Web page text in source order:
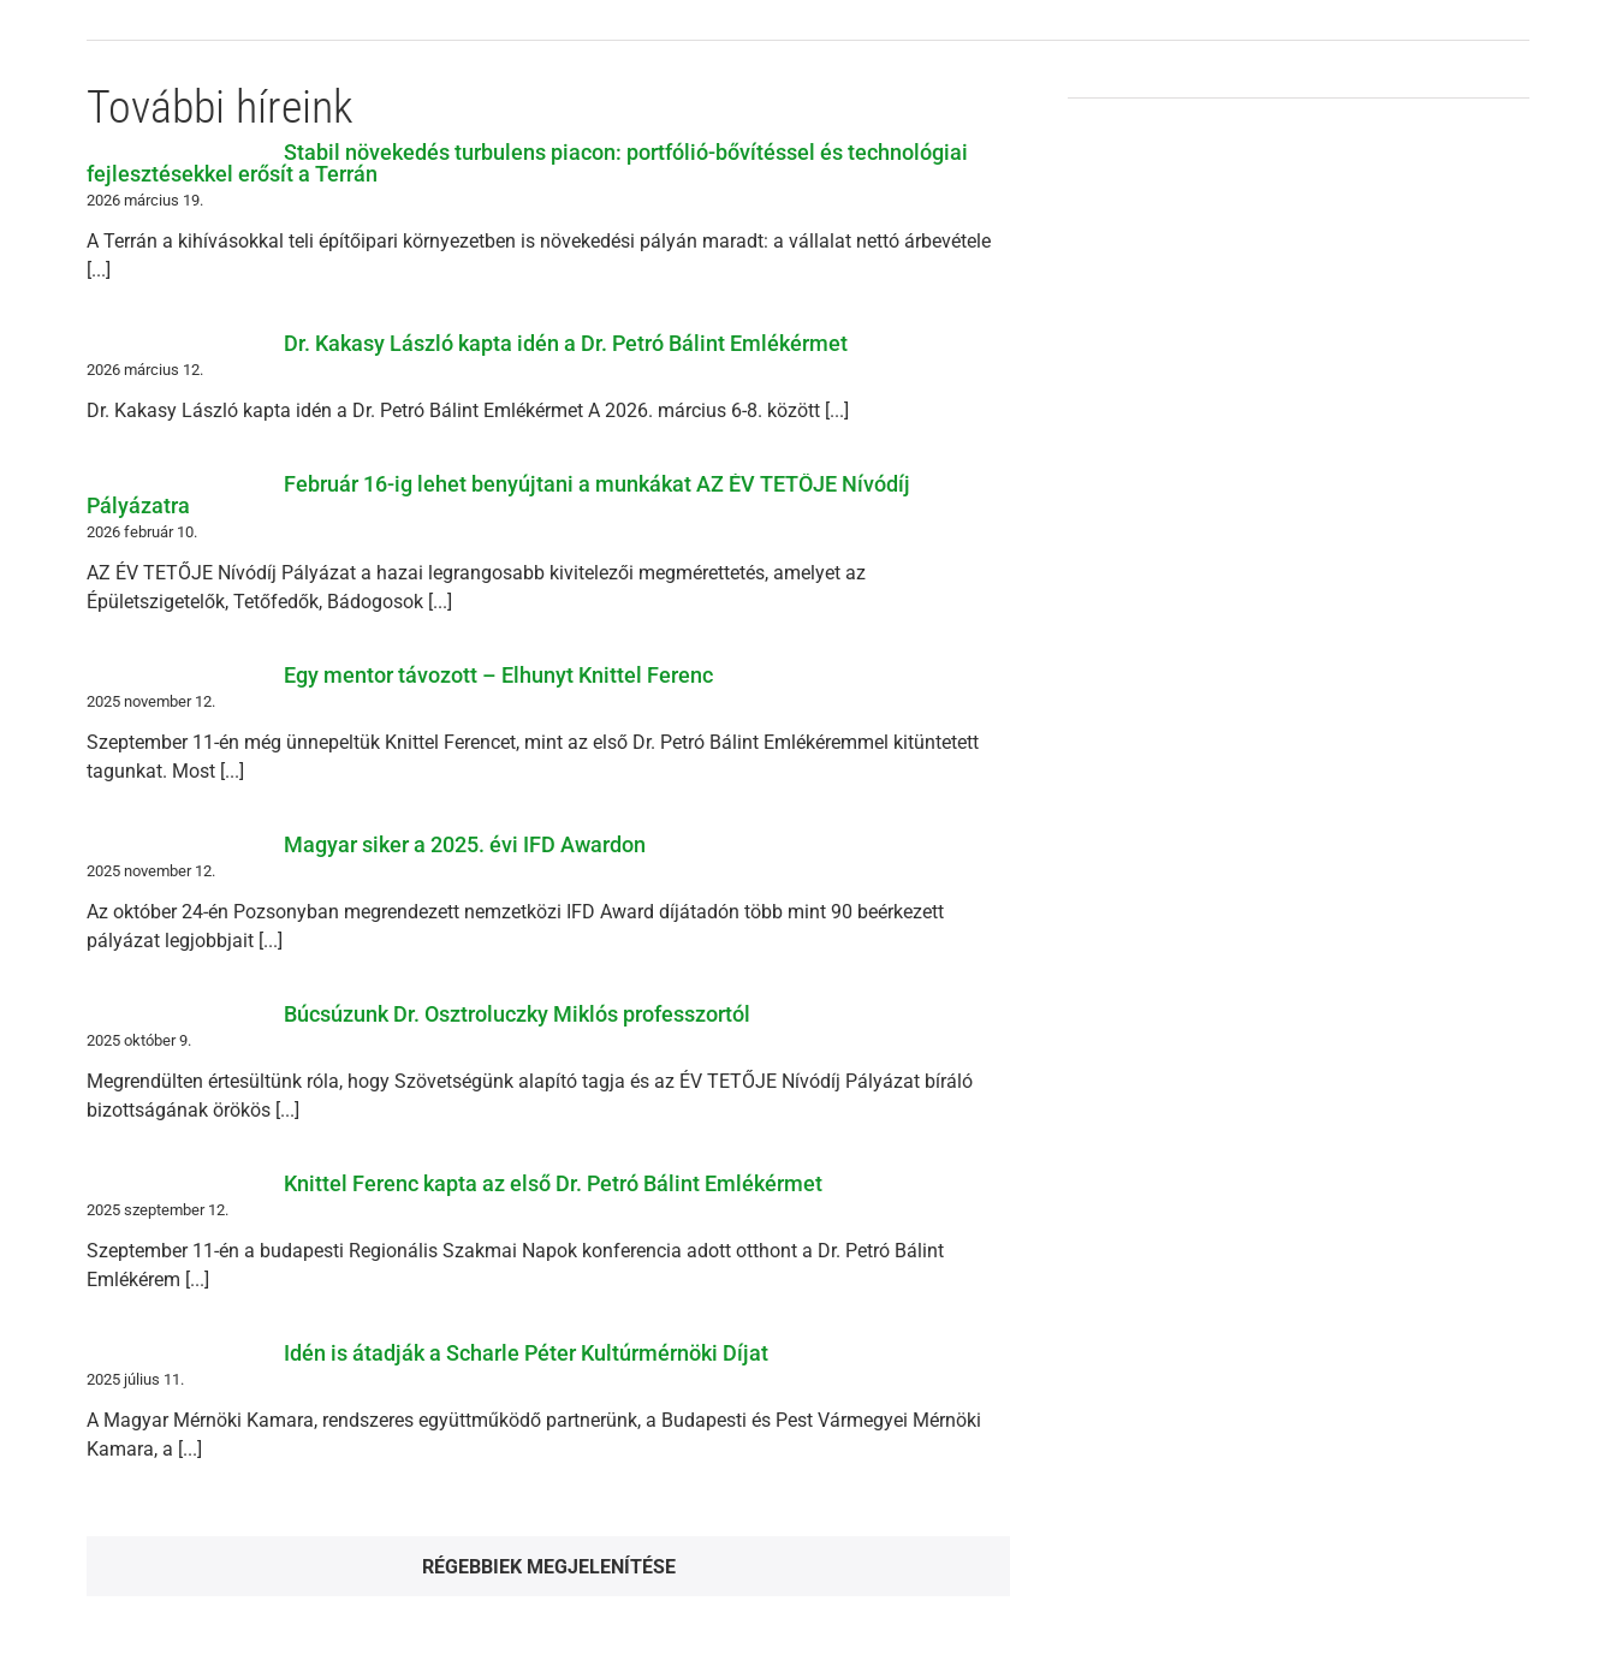
További híreink
Stabil növekedés turbulens piacon: portfólió-bővítéssel és technológiai
fejlesztésekkel erősít a Terrán
2026 március 19.
A Terrán a kihívásokkal teli építőipari környezetben is növekedési pályán maradt: a vállalat nettó árbevétele
[...]
Dr. Kakasy László kapta idén a Dr. Petró Bálint Emlékérmet
2026 március 12.
Dr. Kakasy László kapta idén a Dr. Petró Bálint Emlékérmet A 2026. március 6-8. között [...]
Február 16-ig lehet benyújtani a munkákat AZ ÉV TETŐJE Nívódíj
Pályázatra
2026 február 10.
AZ ÉV TETŐJE Nívódíj Pályázat a hazai legrangosabb kivitelezői megmérettetés, amelyet az
Épületszigetelők, Tetőfedők, Bádogosok [...]
Egy mentor távozott – Elhunyt Knittel Ferenc
2025 november 12.
Szeptember 11-én még ünnepeltük Knittel Ferencet, mint az első Dr. Petró Bálint Emlékéremmel kitüntetett
tagunkat. Most [...]
Magyar siker a 2025. évi IFD Awardon
2025 november 12.
Az október 24-én Pozsonyban megrendezett nemzetközi IFD Award díjátadón több mint 90 beérkezett
pályázat legjobbjait [...]
Búcsúzunk Dr. Osztroluczky Miklós professzortól
2025 október 9.
Megrendülten értesültünk róla, hogy Szövetségünk alapító tagja és az ÉV TETŐJE Nívódíj Pályázat bíráló
bizottságának örökös [...]
Knittel Ferenc kapta az első Dr. Petró Bálint Emlékérmet
2025 szeptember 12.
Szeptember 11-én a budapesti Regionális Szakmai Napok konferencia adott otthont a Dr. Petró Bálint
Emlékérem [...]
Idén is átadják a Scharle Péter Kultúrmérnöki Díjat
2025 július 11.
A Magyar Mérnöki Kamara, rendszeres együttműködő partnerünk, a Budapesti és Pest Vármegyei Mérnöki
Kamara, a [...]
RÉGEBBIEK MEGJELENÍTÉSE